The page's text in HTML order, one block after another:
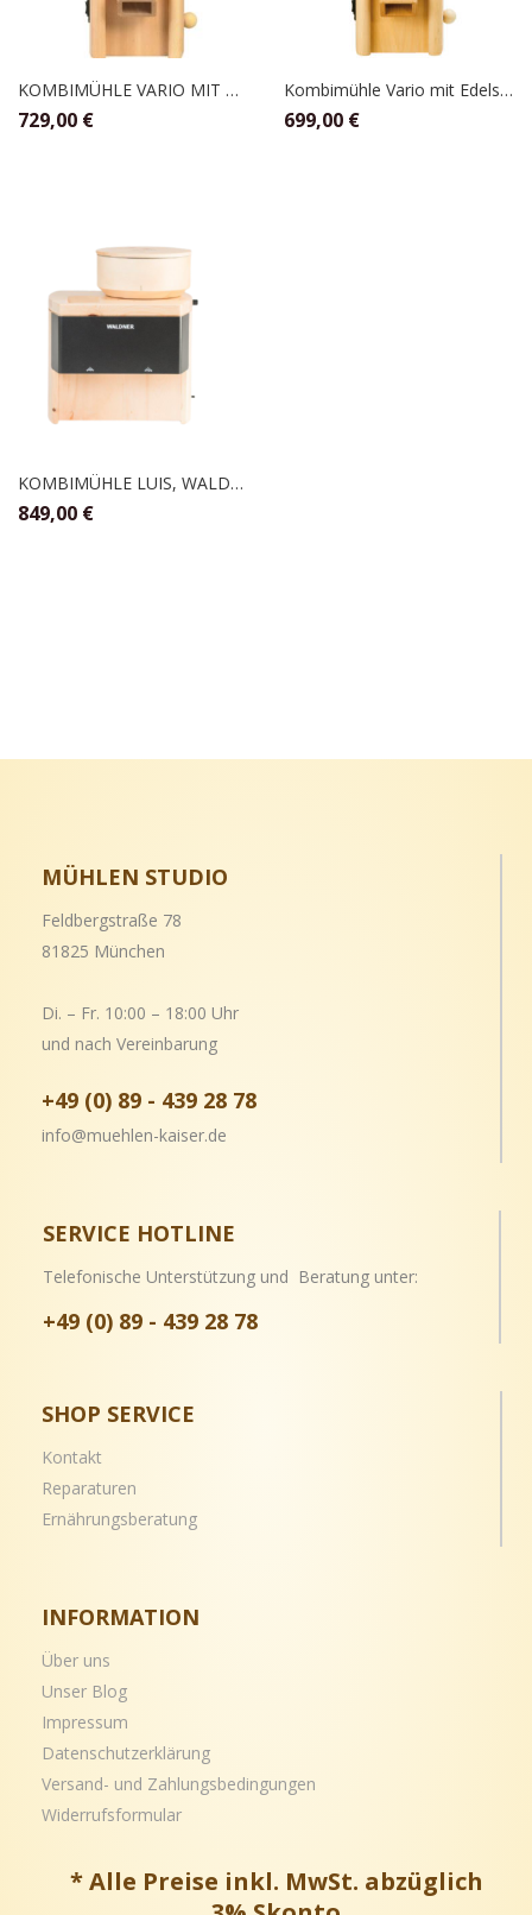
KOMBIMÜHLE VARIO MIT HOLZTRICHTER, SCHNITZER
729,00 €
Kombimühle Vario mit Edelstahltrichter, Schnitzer
699,00 €
KOMBIMÜHLE LUIS, WALDNER
849,00 €
MÜHLEN STUDIO
Feldbergstraße 78
81825 München
Di. – Fr. 10:00 – 18:00 Uhr
und nach Vereinbarung
+49 (0) 89 - 439 28 78
info@muehlen-kaiser.de
SERVICE HOTLINE
Telefonische Unterstützung und Beratung unter:
+49 (0) 89 - 439 28 78
SHOP SERVICE
Kontakt
Reparaturen
Ernährungsberatung
INFORMATION
Über uns
Unser Blog
Impressum
Datenschutzerklärung
Versand- und Zahlungsbedingungen
Widerrufsformular
* Alle Preise inkl. MwSt. abzüglich